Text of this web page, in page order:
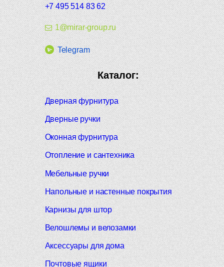
+7 495 514 83 62
1@mirar-group.ru
Telegram
Каталог:
Дверная фурнитура
Дверные ручки
Оконная фурнитура
Отопление и сантехника
Мебельные ручки
Напольные и настенные покрытия
Карнизы для штор
Велошлемы и велозамки
Аксессуары для дома
Почтовые ящики